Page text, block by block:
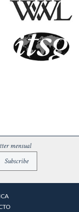
mensual